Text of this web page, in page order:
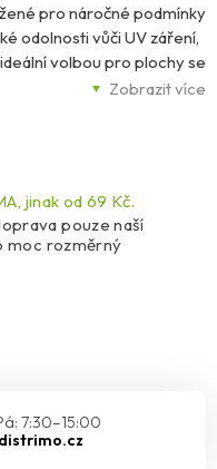
Zobrazit více
pro náročné podmínky
odolnosti vůči UV záření,
volbou pro plochy se
sokly, vstupní portály,
křemičitým
hladký, barevný a
nerezovým
a po vytvrdnutí je odolná
přičemž světlé barvy s
Tmavé a syté
detaily. Díky
účinně brání růstu
– tradiční omítky,
jinak od 69 Kč.
pouze naší
moc rozměrný
7:30–15:00